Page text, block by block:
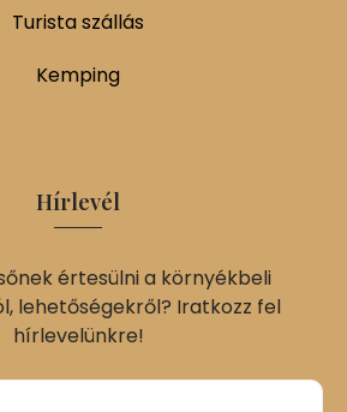
Turista szállás
Kemping
Hírlevél
értesülni a környékbeli
lehetőségekről? Iratkozz fel
hírlevelünkre!